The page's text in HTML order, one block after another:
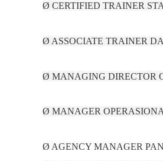
Ø CERTIFIED TRAINER
Ø ASSOCIATE TRAINER
Ø MANAGING DIRECTOR
Ø MANAGER
Ø AGENCY MANAGER